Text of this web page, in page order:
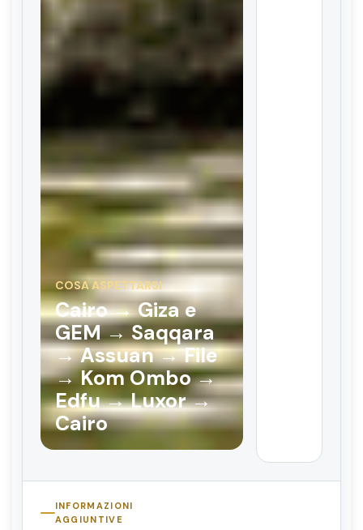
COSA ASPETTARSI
Cairo → Giza e
GEM → Saqqara
→ Assuan → File
→ Kom Ombo →
Edfu → Luxor →
Cairo
INFORMAZIONI
AGGIUNTIVE